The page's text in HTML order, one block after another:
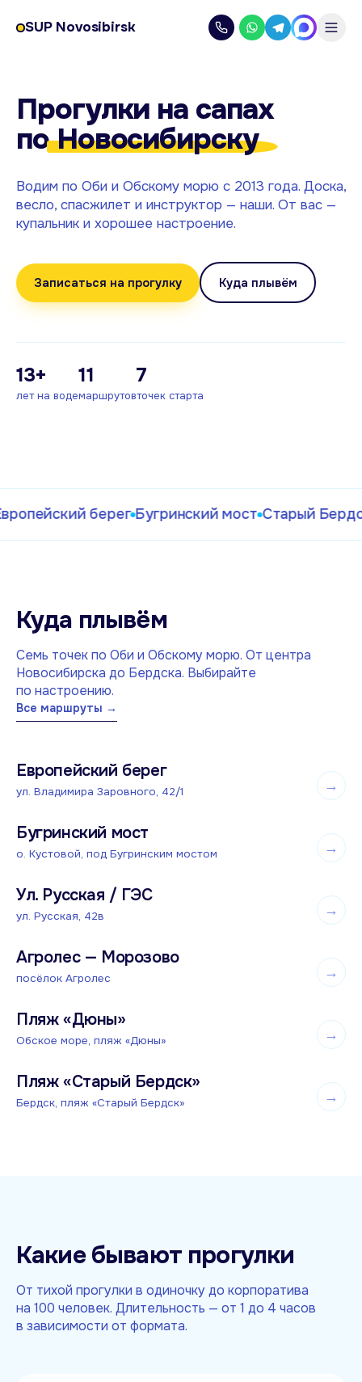
SUP Novosibirsk
Прогулки на сапах
поНовосибирску
Водим по Оби и Обскому морю с 2013 года. Доска,
весло, спасжилет и инструктор — наши. От вас —
купальник и хорошее настроение.
Записаться на прогулку Куда плывём
13+
лет на воде
11
маршрутов
7
точек старта
Сейчас на воде
Температура+23°C·вода+24°C
берег Бугринский мост Старый Бердск
Куда плывём
Семь точек по Оби и Обскому морю. От центра
Новосибирска до Бердска. Выбирайте
по настроению.
Все маршруты →
3 500 ₽
Европейский берег
ул. Владимира Заровного, 42/1 →
3 500 ₽
Бугринский мост
о. Кустовой, под Бугринским мостом →
3 500 ₽
Ул. Русская / ГЭС
ул. Русская, 42в →
3 500 ₽
Агролес — Морозово
посёлок Агролес →
3 500 ₽
Пляж «Дюны»
Обское море, пляж «Дюны» →
3 500 ₽
Пляж «Старый Бердск»
Бердск, пляж «Старый Бердск» →
Какие бывают прогулки
От тихой прогулки в одиночку до корпоратива
на 100 человек. Длительность — от 1 до 4 часов
в зависимости от формата.